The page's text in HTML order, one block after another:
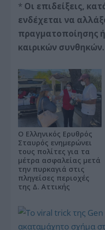
* Οι επιδείξεις,
ενδέχεται να
πραγματοποίησης
καιρικών συνθηκών.
Ο Ελληνικός Ερυθρός
Σταυρός ενημερώνει
τους πολίτες για τα
μέτρα ασφαλείας μετά
την πυρκαγιά στις
πληγείσες περιοχές
της Δ. Αττικής